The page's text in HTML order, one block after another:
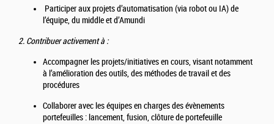
Participer aux projets d’automatisation (via robot ou IA) de
l’équipe, du middle et d’Amundi
2. Contribuer activement à :
Accompagner les projets/initiatives en cours, visant notamment
à l’amélioration des outils, des méthodes de travail et des
procédures
Collaborer avec les équipes en charges des évènements
portefeuilles : lancement, fusion, clôture de portefeuille